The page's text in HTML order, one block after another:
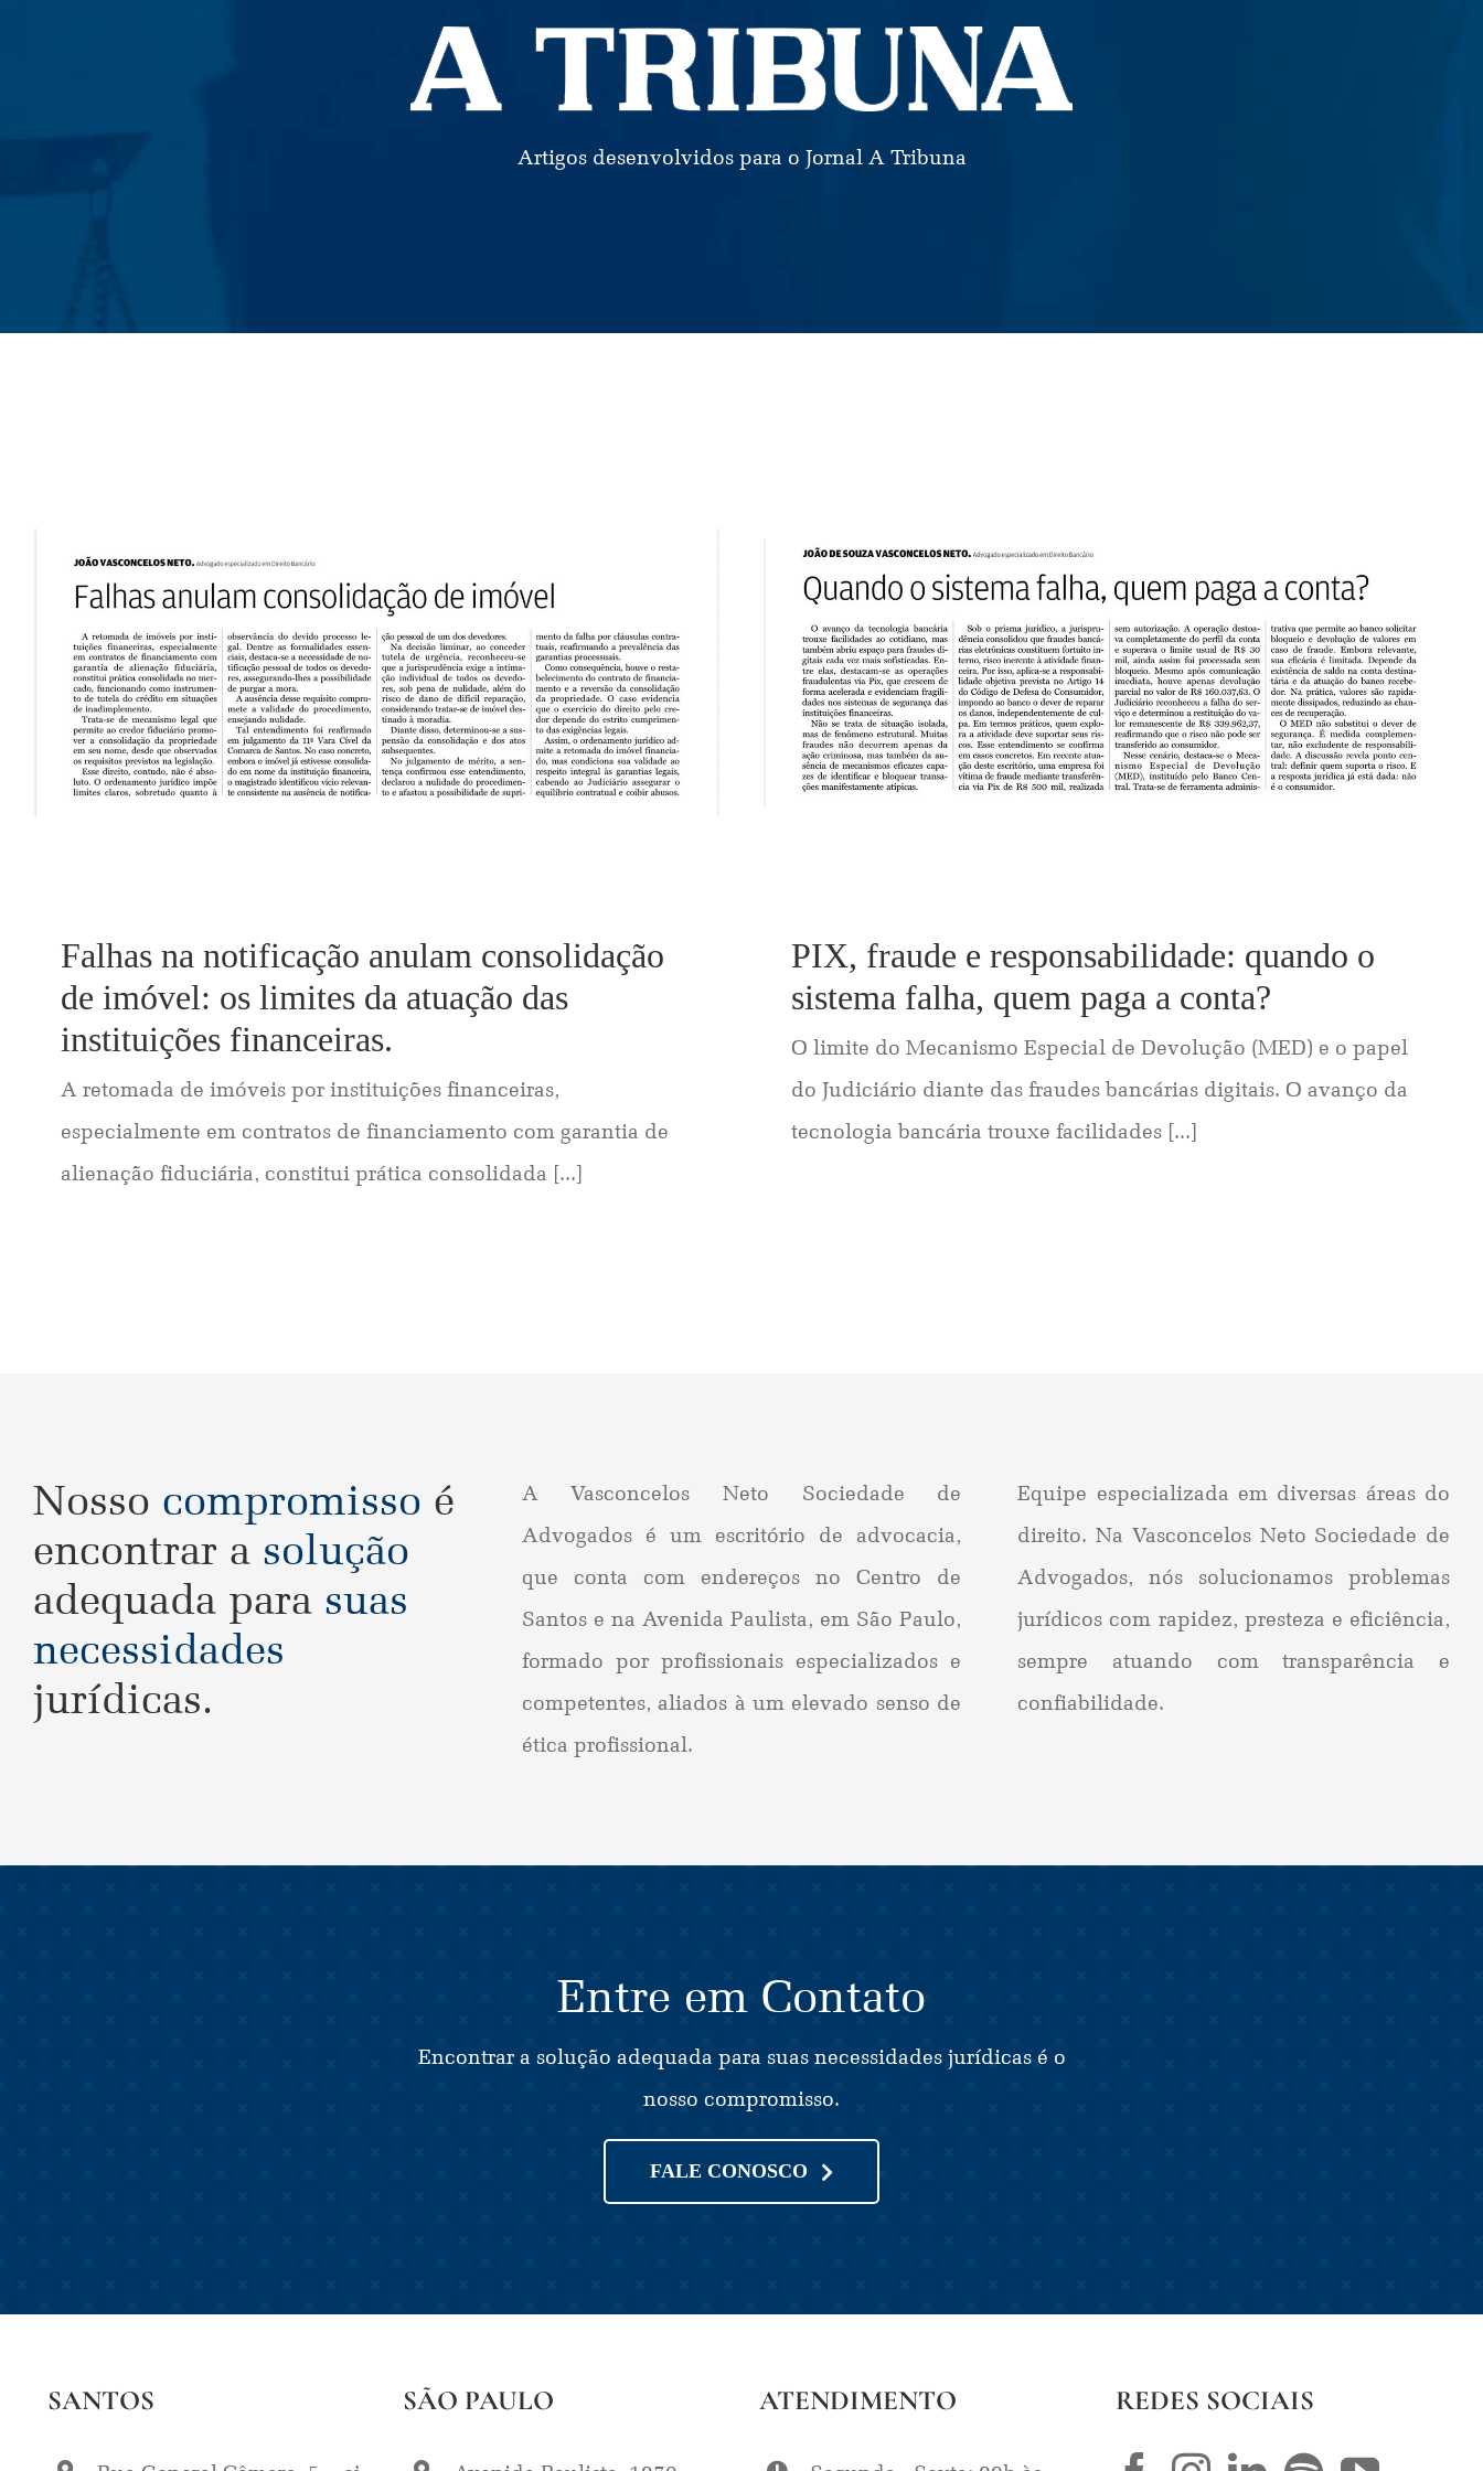
Artigos desenvolvidos para o Jornal A Tribuna
Falhas na notificação anulam consolidação de imóvel: os
limites da atuação das instituições financeiras.
Falhas na notificação anulam consolidação
de imóvel: os limites da atuação das
instituições financeiras.
A retomada de imóveis por instituições financeiras,
especialmente em contratos de financiamento com garantia de
alienação fiduciária, constitui prática consolidada [...]
PIX, fraude e responsabilidade: quando o sistema falha,
quem paga a conta?
PIX, fraude e responsabilidade: quando o
sistema falha, quem paga a conta?
O limite do Mecanismo Especial de Devolução (MED) e o papel
do Judiciário diante das fraudes bancárias digitais. O avanço da
tecnologia bancária trouxe facilidades [...]
Nosso compromisso é
encontrar a solução
adequada para suas
necessidades
jurídicas.
A Vasconcelos Neto Sociedade de
Advogados é um escritório de advocacia,
que conta com endereços no Centro de
Santos e na Avenida Paulista, em São Paulo,
formado por profissionais especializados e
competentes, aliados à um elevado senso de
ética profissional.
Equipe especializada em diversas áreas do
direito. Na Vasconcelos Neto Sociedade de
Advogados, nós solucionamos problemas
jurídicos com rapidez, presteza e eficiência,
sempre atuando com transparência e
confiabilidade.
Entre em Contato
Encontrar a solução adequada para suas necessidades jurídicas é o
nosso compromisso.
FALE CONOSCO
SANTOS SÃO PAULO ATENDIMENTO REDES SOCIAIS